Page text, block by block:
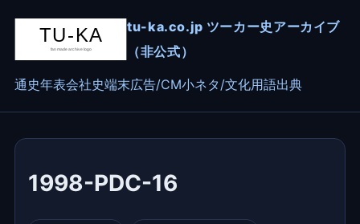
tu-ka.co.jp ツーカー史アーカイブ
（非公式）
通史年表会社史端末広告/CM小ネタ/文化用語出典
1998-PDC-16